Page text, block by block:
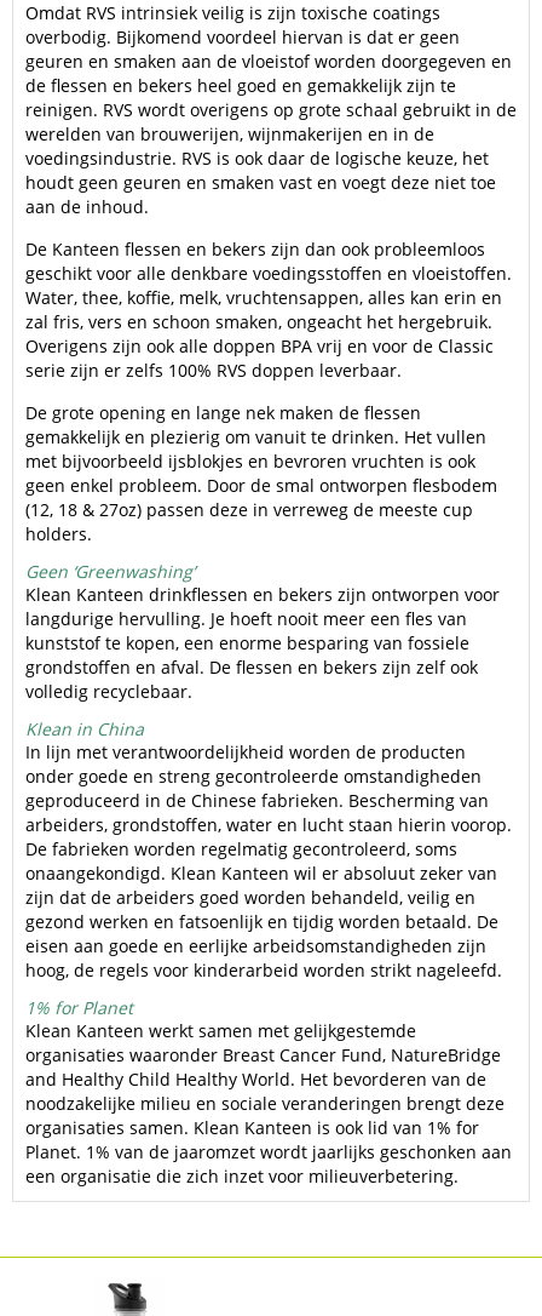
Omdat RVS intrinsiek veilig is zijn toxische coatings
overbodig. Bijkomend voordeel hiervan is dat er geen
geuren en smaken aan de vloeistof worden doorgegeven en
de flessen en bekers heel goed en gemakkelijk zijn te
reinigen. RVS wordt overigens op grote schaal gebruikt in de
werelden van brouwerijen, wijnmakerijen en in de
voedingsindustrie. RVS is ook daar de logische keuze, het
houdt geen geuren en smaken vast en voegt deze niet toe
aan de inhoud.
De Kanteen flessen en bekers zijn dan ook probleemloos
geschikt voor alle denkbare voedingsstoffen en vloeistoffen.
Water, thee, koffie, melk, vruchtensappen, alles kan erin en
zal fris, vers en schoon smaken, ongeacht het hergebruik.
Overigens zijn ook alle doppen BPA vrij en voor de Classic
serie zijn er zelfs 100% RVS doppen leverbaar.
De grote opening en lange nek maken de flessen
gemakkelijk en plezierig om vanuit te drinken. Het vullen
met bijvoorbeeld ijsblokjes en bevroren vruchten is ook
geen enkel probleem. Door de smal ontworpen flesbodem
(12, 18 & 27oz) passen deze in verreweg de meeste cup
holders.
Geen ‘Greenwashing’
Klean Kanteen drinkflessen en bekers zijn ontworpen voor
langdurige hervulling. Je hoeft nooit meer een fles van
kunststof te kopen, een enorme besparing van fossiele
grondstoffen en afval. De flessen en bekers zijn zelf ook
volledig recyclebaar.
Klean in China
In lijn met verantwoordelijkheid worden de producten
onder goede en streng gecontroleerde omstandigheden
geproduceerd in de Chinese fabrieken. Bescherming van
arbeiders, grondstoffen, water en lucht staan hierin voorop.
De fabrieken worden regelmatig gecontroleerd, soms
onaangekondigd. Klean Kanteen wil er absoluut zeker van
zijn dat de arbeiders goed worden behandeld, veilig en
gezond werken en fatsoenlijk en tijdig worden betaald. De
eisen aan goede en eerlijke arbeidsomstandigheden zijn
hoog, de regels voor kinderarbeid worden strikt nageleefd.
1% for Planet
Klean Kanteen werkt samen met gelijkgestemde
organisaties waaronder Breast Cancer Fund, NatureBridge
and Healthy Child Healthy World. Het bevorderen van de
noodzakelijke milieu en sociale veranderingen brengt deze
organisaties samen. Klean Kanteen is ook lid van 1% for
Planet. 1% van de jaaromzet wordt jaarlijks geschonken aan
een organisatie die zich inzet voor milieuverbetering.